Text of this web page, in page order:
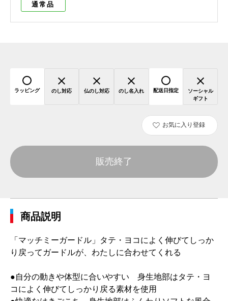
通常品
ラッピング のし対応 仏のし対応 のし名入れ 配送日指定
ソーシャル
ギフト
お気に入り登録
販売終了
商品説明
「マッチミーガードル」タテ・ヨコによく伸びてしっか
り戻ってガードルが、わたしに合わせてくれる
●自分の動きや体型に合いやすい 身生地部はタテ・ヨ
コによく伸びてしっかり戻る素材を使用